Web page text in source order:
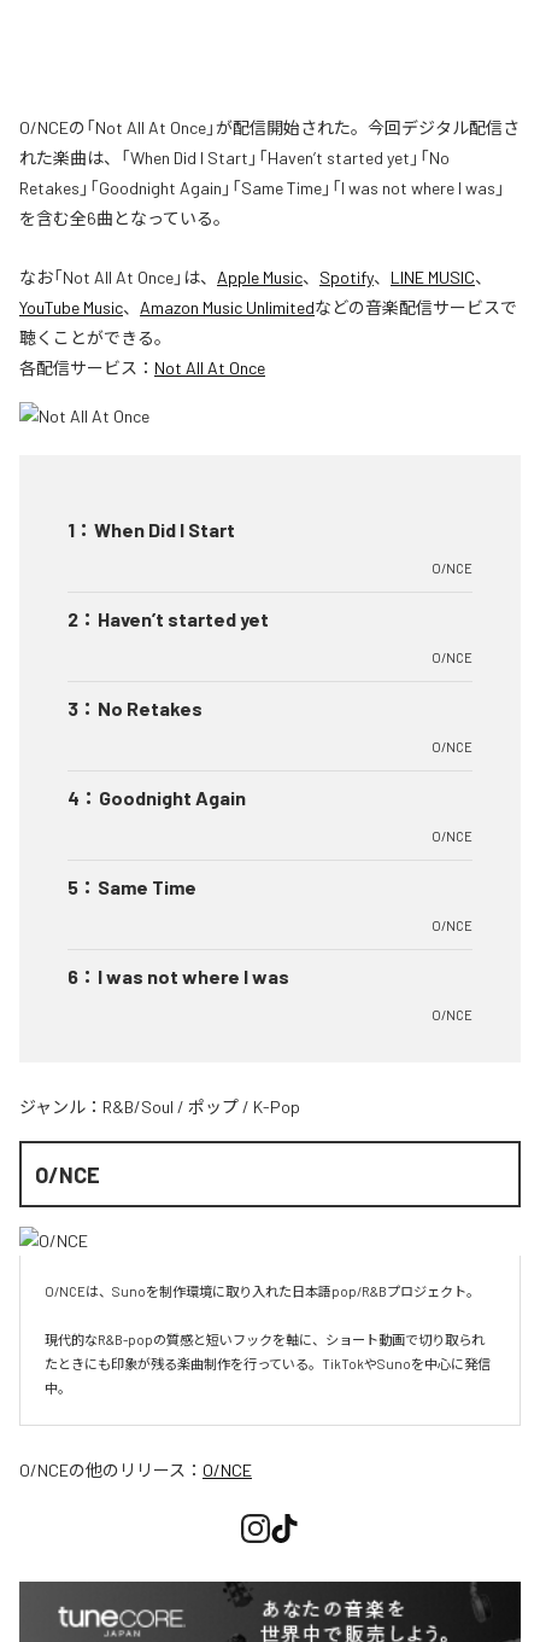
O/NCEの「Not All At Once」が配信開始された。今回デジタル配信さ
れた楽曲は、「When Did I Start」「Haven’t started yet」「No
Retakes」「Goodnight Again」「Same Time」「I was not where I was」
を含む全6曲となっている。
なお「Not All At Once」は、 Apple Music、 Spotify、 LINE MUSIC、
YouTube Music、 Amazon Music Unlimitedなどの音楽配信サービスで
聴くことができる。
各配信サービス： Not All At Once
1 ： When Did I Start
O/NCE
2 ： Haven’t started yet
O/NCE
3 ： No Retakes
O/NCE
4 ： Goodnight Again
O/NCE
5 ： Same Time
O/NCE
6 ： I was not where I was
O/NCE
ジャンル： R&B/Soul / ポップ / K-Pop
O/NCE
O/NCEは、Sunoを制作環境に取り入れた日本語pop/R&Bプロジェクト。
現代的なR&B-popの質感と短いフックを軸に、ショート動画で切り取られ
たときにも印象が残る楽曲制作を行っている。TikTokやSunoを中心に発信
O/NCEの他のリリース： O/NCE